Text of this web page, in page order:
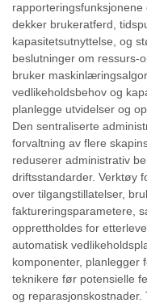
dekker brukeratferd,
kapasitetsutnyttelse, og
beslutninger om ressurs-
bruker
vedlikeholdsbehov og
planlegge utvidelser og
Den sentraliserte
forvaltning av flere
reduserer administrativ
driftsstandarder. Verktøy
over tilgangstillatelser,
faktureringsparametere,
opprettholdes for
automatisk
komponenter, planlegger
teknikere før potensielle
og